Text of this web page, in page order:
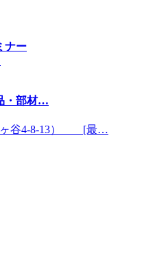
ナー
・部材…
ヶ谷4-8-13） [最…